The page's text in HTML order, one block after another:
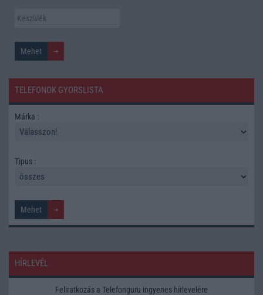
TELEFONOK GYORSLISTA
Márka :
Tipus :
HÍRLEVÉL
Feliratkozás a Telefonguru ingyenes hírlevelére